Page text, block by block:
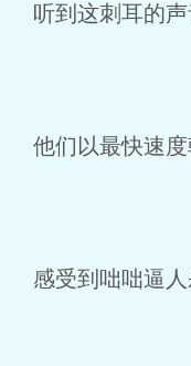
听到这刺耳的声
他们以最快速度
感受到咄咄逼人